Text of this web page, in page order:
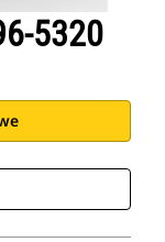
5320